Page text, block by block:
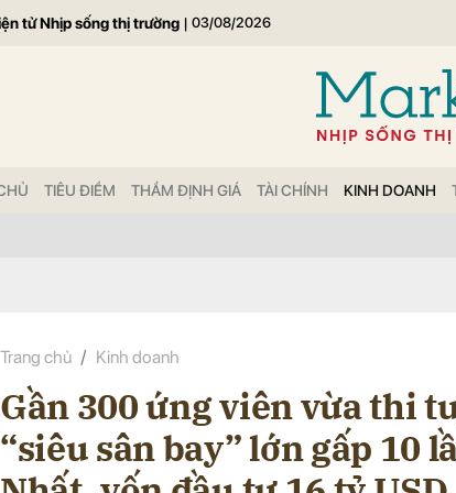
tử Nhịp sống thị trường | 03/08/2026
TIÊU ĐIỂM THẨM ĐỊNH GIÁ TÀI CHÍNH KINH DOANH
Trang chủ Kinh doanh
Gần 300 ứng viên vừa thi
“siêu sân bay” lớn gấp 10
Gửi bình luận